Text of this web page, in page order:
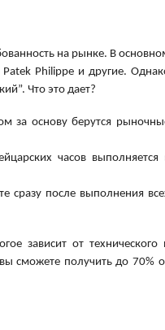
на рынке. В
Philippe и другие.
Что это дает?
за основу берутся
часов выполняется
сразу после выполнения
зависит от технического
сможете получить до 70%